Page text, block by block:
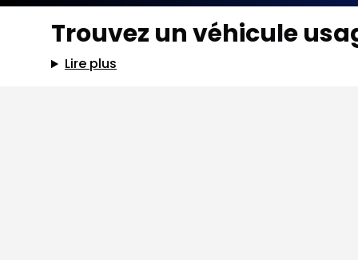
Trouvez un véhicule
Lire plus